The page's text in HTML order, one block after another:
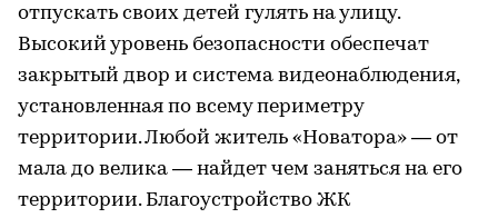
отпускать своих детей гулять на улицу.
Высокий уровень безопасности обеспечат
закрытый двор и система видеонаблюдения,
установленная по всему периметру
территории. Любой житель «Новатора» — от
мала до велика — найдет чем заняться на его
территории. Благоустройство ЖК